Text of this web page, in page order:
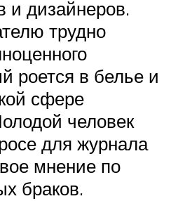
и дизайнеров.
трудно
роется в белье и
сфере
человек
для журнала
мнение по
браков.